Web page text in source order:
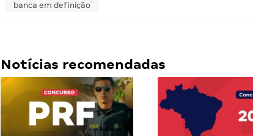
banca em definição
Notícias recomendadas